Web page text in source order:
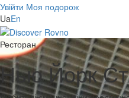
Увійти Моя подорож
UaEn
Ресторан
Нью Йорк